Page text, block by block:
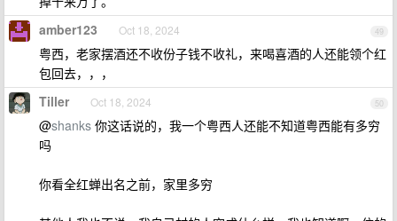
49
amber123 Oct 18, 2024
粤西，老家摆酒还不收份子钱不收礼，来喝喜酒的人还能领个红
包回去，，，
50
Tiller Oct 18, 2024
@shanks 你这话说的，我一个粤西人还能不知道粤西能有多穷
吗
你看全红蝉出名之前，家里多穷